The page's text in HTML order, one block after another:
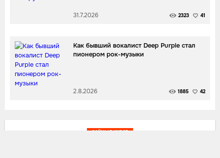
31.7.2026 2323 41
Как бывший вокалист Deep Purple стал
пионером рок-музыки
2.8.2026 1885 42
ЗАЙЦЫ В КУРСЕ